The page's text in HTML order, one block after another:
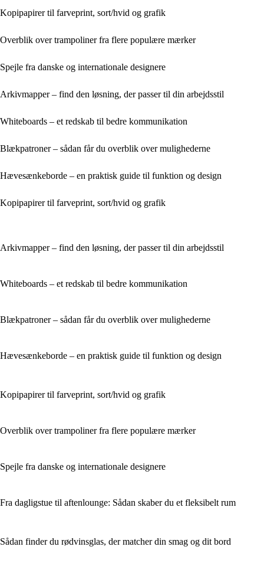
Kopipapirer til farveprint, sort/hvid og grafik
Overblik over trampoliner fra flere populære mærker
Spejle fra danske og internationale designere
Arkivmapper – find den løsning, der passer til din arbejdsstil
Whiteboards – et redskab til bedre kommunikation
Blækpatroner – sådan får du overblik over mulighederne
Hævesænkeborde – en praktisk guide til funktion og design
Kopipapirer til farveprint, sort/hvid og grafik
Arkivmapper – find den løsning, der passer til din arbejdsstil
Whiteboards – et redskab til bedre kommunikation
Blækpatroner – sådan får du overblik over mulighederne
Hævesænkeborde – en praktisk guide til funktion og design
Kopipapirer til farveprint, sort/hvid og grafik
Overblik over trampoliner fra flere populære mærker
Spejle fra danske og internationale designere
Fra dagligstue til aftenlounge: Sådan skaber du et fleksibelt rum
Sådan finder du rødvinsglas, der matcher din smag og dit bord